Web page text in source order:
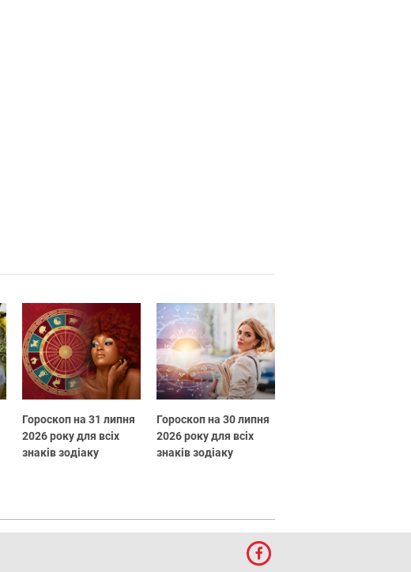
Гороскоп на 31 липня
2026 року для всіх
знаків зодіаку
Гороскоп на 30 липня
2026 року для всіх
знаків зодіаку